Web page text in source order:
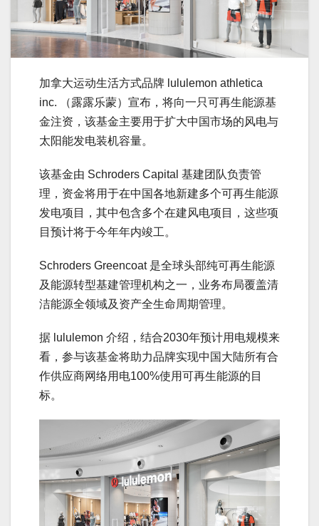
加拿大运动生活方式品牌 lululemon athletica
inc. （露露乐蒙）宣布，将向一只可再生能源基
金注资，该基金主要用于扩大中国市场的风电与
太阳能发电装机容量。
该基金由 Schroders Capital 基建团队负责管
理，资金将用于在中国各地新建多个可再生能源
发电项目，其中包含多个在建风电项目，这些项
目预计将于今年年内竣工。
Schroders Greencoat 是全球头部纯可再生能源
及能源转型基建管理机构之一，业务布局覆盖清
洁能源全领域及资产全生命周期管理。
据 lululemon 介绍，结合2030年预计用电规模来
看，参与该基金将助力品牌实现中国大陆所有合
作供应商网络用电100%使用可再生能源的目
标。